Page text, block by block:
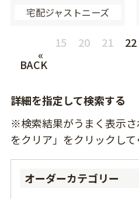
宅配ジャストニーズ
«
BACK
15 20 21 22
詳細を指定して検索する
※検索結果がうまく表示
をクリア」をクリックして
オーダーカテゴリー